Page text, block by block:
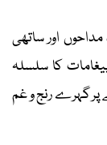
اور ساتھی
کا سلسلہ
گہرے رنج و غم